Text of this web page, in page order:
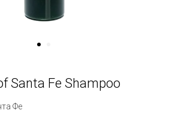
Santa Fe Shampoo
Фе